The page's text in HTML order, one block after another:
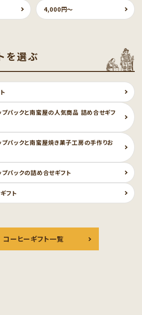
4,000円〜
を選ぶ
プパックと南蛮屋の人気商品 詰め合せギフ
プパックと南蛮屋焼き菓子工房の手作りお
プパックの詰め合せギフト
フト
コーヒーギフト一覧